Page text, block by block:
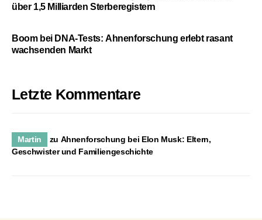
über 1,5 Milliarden Sterberegistern
Boom bei DNA-Tests: Ahnenforschung erlebt rasant
wachsenden Markt
Letzte Kommentare
Martin zu Ahnenforschung bei Elon Musk: Eltern,
Geschwister und Familiengeschichte